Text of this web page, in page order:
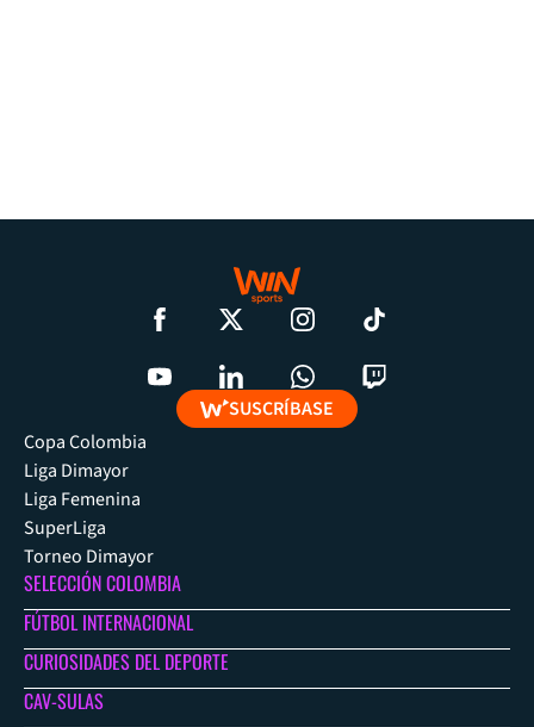
SUSCRÍBASE
Copa Colombia
Liga Dimayor
Liga Femenina
SuperLiga
Torneo Dimayor
SELECCIÓN COLOMBIA
FÚTBOL INTERNACIONAL
CURIOSIDADES DEL DEPORTE
CAV-SULAS